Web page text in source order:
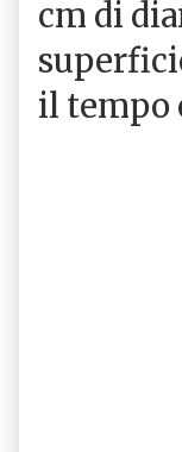
cm di
il tempo